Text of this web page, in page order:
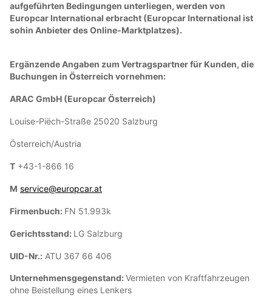
aufgeführten Bedingungen unterliegen, werden von
Europcar International erbracht (Europcar International ist
sohin Anbieter des Online-Marktplatzes).
Ergänzende Angaben zum Vertragspartner für Kunden, die
Buchungen in Österreich vornehmen:
ARAC GmbH (Europcar Österreich)
Louise-Piëch-Straße 25020 Salzburg
Österreich/Austria
T +43-1-866 16
M service@europcar.at
Firmenbuch: FN 51.993k
Gerichtsstand: LG Salzburg
UID-Nr.: ATU 367 66 406
Unternehmensgegenstand:Vermieten von Kraftfahrzeugen
ohne Beistellung eines Lenkers